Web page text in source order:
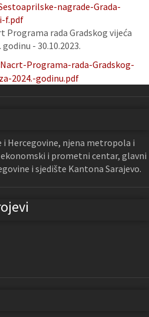
nagrade-Grada-
f.pdf
Programa rada Gradskog vijeća
- 30.10.2023.
Programa-rada-Gradskog-
2024.-godinu.pdf
i Hercegovine, njena metropola i
i prometni centar, glavni
i sjedište Kantona Sarajevo.